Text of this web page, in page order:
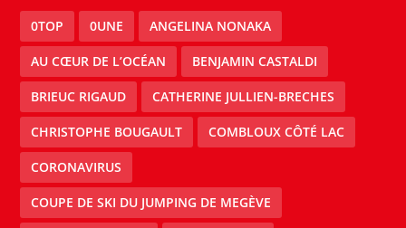
0TOP 0UNE ANGELINA NONAKA
AU CŒUR DE L’OCÉAN BENJAMIN CASTALDI
BRIEUC RIGAUD CATHERINE JULLIEN-BRECHES
CHRISTOPHE BOUGAULT COMBLOUX CÔTÉ LAC
CORONAVIRUS
COUPE DE SKI DU JUMPING DE MEGÈVE